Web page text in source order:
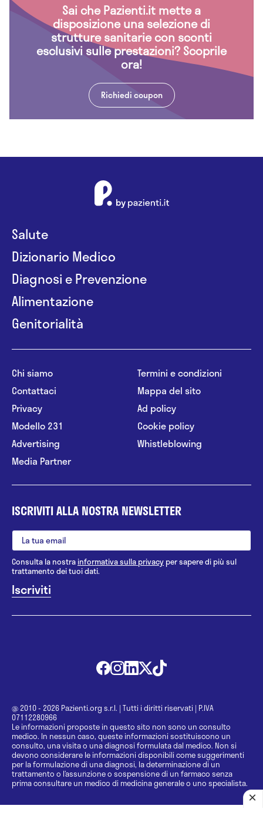
Sai che Pazienti.it mette a
disposizione una selezione di
strutture sanitarie con sconti
esclusivi sulle prestazioni? Scoprile
ora!
Richiedi coupon
Salute
Dizionario Medico
Diagnosi e Prevenzione
Alimentazione
Genitorialità
Chi siamo
Contattaci
Privacy
Modello 231
Advertising
Media Partner
Termini e condizioni
Mappa del sito
Ad policy
Cookie policy
Whistleblowing
ISCRIVITI ALLA NOSTRA NEWSLETTER
Consulta la nostrainformativa sulla privacy per sapere di più sul
trattamento dei tuoi dati.
@ 2010 - 2026 Pazienti.org s.r.l. | Tutti i diritti riservati | P.IVA
07112280966
Le informazioni proposte in questo sito non sono un consulto
medico. In nessun caso, queste informazioni sostituiscono un
consulto, una visita o una diagnosi formulata dal medico. Non si
devono considerare le informazioni disponibili come suggerimenti
per la formulazione di una diagnosi, la determinazione di un
trattamento o l’assunzione o sospensione di un farmaco senza
prima consultare un medico di medicina generale o uno specialista.